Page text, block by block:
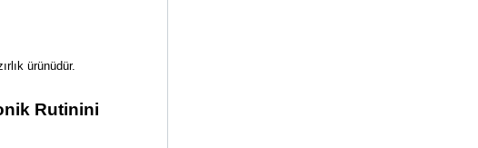
ürünüdür.
Rutinini